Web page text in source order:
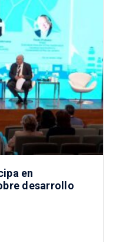
en
desarrollo